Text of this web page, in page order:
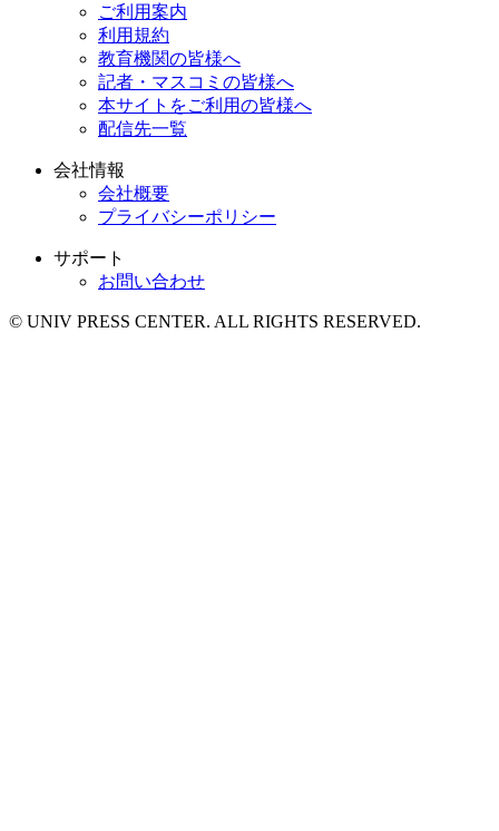
ご利用案内
利用規約
教育機関の皆様へ
記者・マスコミの皆様へ
本サイトをご利用の皆様へ
配信先一覧
会社情報
会社概要
プライバシーポリシー
サポート
お問い合わせ
© UNIV PRESS CENTER. ALL RIGHTS RESERVED.